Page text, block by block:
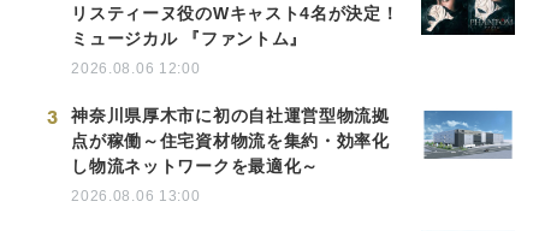
リスティーヌ役のWキャスト4名が決定！
ミュージカル 『ファントム』
2026.08.06 12:00
3
神奈川県厚木市に初の自社運営型物流拠
点が稼働～住宅資材物流を集約・効率化
し物流ネットワークを最適化～
2026.08.06 13:00